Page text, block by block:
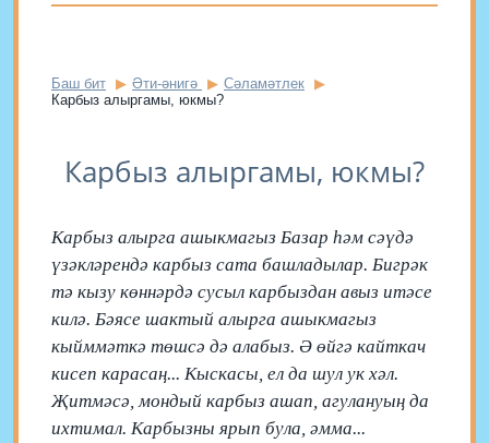
Баш бит Әти-әнигә
Сәламәтлек
Карбыз алыргамы, юкмы?
Карбыз алыргамы, юкмы?
Карбыз алырга ашыкмагыз Базар һәм сәүдә
үзәкләрендә карбыз сата башладылар. Бигрәк
тә кызу көннәрдә сусыл карбыздан авыз итәсе
килә. Бәясе шактый алырга ашыкмагыз
кыйммәткә төшсә дә алабыз. Ә өйгә кайткач
кисеп карасаң... Кыскасы, ел да шул ук хәл.
Җитмәсә, мондый карбыз ашап, агулануың да
ихтимал. Карбызны ярып була, әмма...